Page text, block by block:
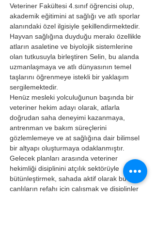
Veteriner Fakültesi 4.sınıf öğrencisi olup,
akademik eğitimini at sağlığı ve atlı sporlar
alanındaki özel ilgisiyle şekillendirmektedir.
Hayvan sağlığına duyduğu merakı özellikle
atların asaletine ve biyolojik sistemlerine
olan tutkusuyla birleştiren Selin, bu alanda
uzmanlaşmaya ve atlı dünyasının temel
taşlarını öğrenmeye istekli bir yaklaşım
sergilemektedir.
Henüz mesleki yolculuğunun başında bir
veteriner hekim adayı olarak, atlarla
doğrudan saha deneyimi kazanmaya,
antrenman ve bakım süreçlerini
gözlemlemeye ve at sağlığına dair bilimsel
bir altyapı oluşturmaya odaklanmıştır.
Gelecek planları arasında veteriner
hekimliği disiplinini atçılık sektörüyle
bütünleştirmek, sahada aktif olarak bu asil
canlıların refahı için çalışmak ve disiplinler